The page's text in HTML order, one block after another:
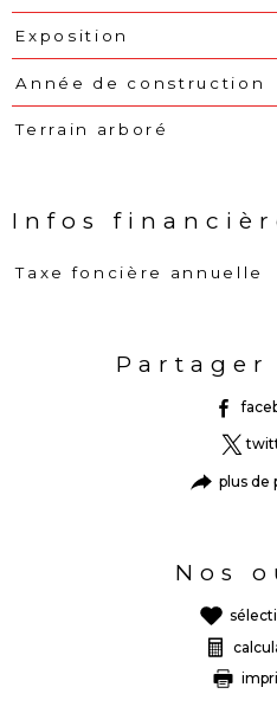
Exposition
Année de construction
Terrain arboré
Infos
Caractéristiques Valeurs
Taxe foncière annuelle
Partager
plus de
Nos